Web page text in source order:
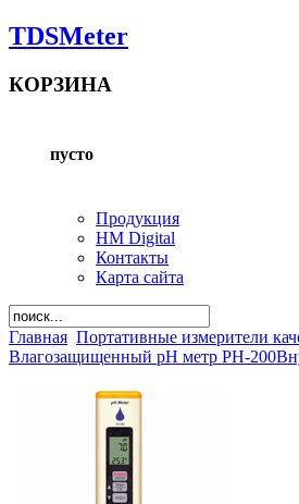
TDSMeter
КОРЗИНА
пусто
Продукция
HM Digital
Контакты
Карта сайта
Главная Портативные измерители
Влагозащищенный pH метр PH-200